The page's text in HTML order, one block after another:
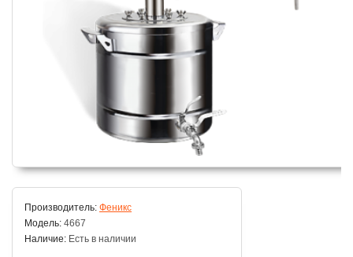
Производитель: Феникс
Модель: 4667
Наличие: Есть в наличии